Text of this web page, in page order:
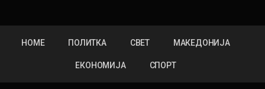
HOME ПОЛИТКА СВЕТ МАКЕДОНИЈА
ЕКОНОМИЈА СПОРТ